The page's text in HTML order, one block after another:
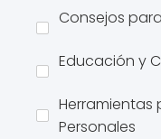
Consejos
Educación y
Herramientas
Personales